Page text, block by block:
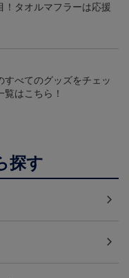
！タオルマフラーは応援
すべてのグッズをチェッ
はこちら！
探す